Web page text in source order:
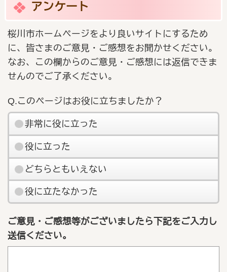
アンケート
桜川市ホームページをより良いサイトにするため
に、皆さまのご意見・ご感想をお聞かせください。
なお、この欄からのご意見・ご感想には返信できま
せんのでご了承ください。
Q.このページはお役に立ちましたか？
非常に役に立った
役に立った
どちらともいえない
役に立たなかった
ご意見・ご感想等がございましたら下記をご入力し
送信ください。